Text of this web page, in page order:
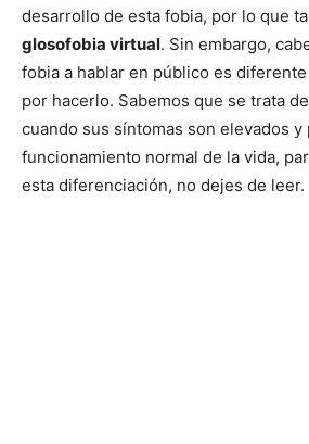
desarrollo de esta fobia, por lo que
glosofobia virtual. Sin embargo,
fobia a hablar en público es
por hacerlo. Sabemos que se trata
cuando sus síntomas son elevados
funcionamiento normal de la vida,
esta diferenciación, no dejes de leer.